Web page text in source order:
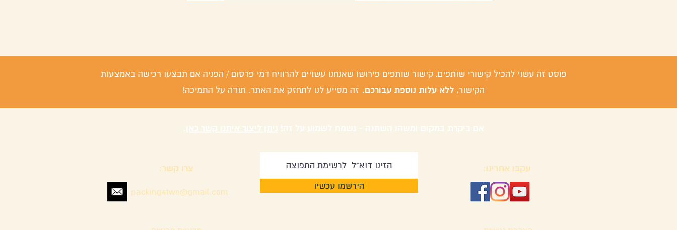
פוסט זה עשוי להכיל קישורי שותפים. קישור שותפים פירושו שאנחנו עשויים להרוויח דמי פרסום / הפניה אם תבצעו רכישה באמצעות
הקישור,ללא עלות נוספת עבורכם. זה מסייע לנו לתחזק את האתר. תודה על התמיכה!
אם ביקרת במקום ומשהו השתנה - נשמח לשמוע על זה! ניתן ליצור איתנו קשר כאן.
הירשמו עכשיו
packing4two@gmail.com
עקבו אחרינו: צרו קשר: